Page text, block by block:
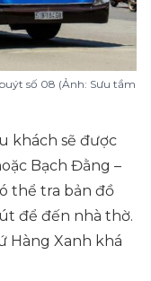
số 08 (Ảnh: Sưu tầm
khách sẽ được
Bạch Đằng –
thể tra bản đồ
để đến nhà thờ.
Hàng Xanh khá